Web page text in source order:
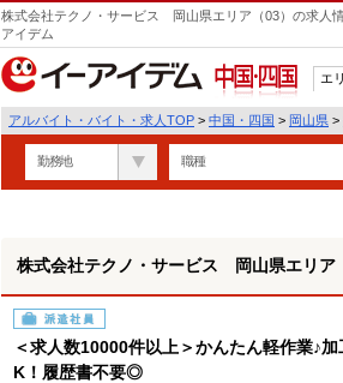
株式会社テクノ・サービス 岡山県エリア（03）の求人
アイデム
中国・四国
エ
アルバイト・バイト・求人TOP > 中国・四国 > 岡山県 >
勤務地 職種
株式会社テクノ・サービス 岡山県エリア
派遣社員
＜求人数10000件以上＞かんたん軽作業♪
K！履歴書不要◎